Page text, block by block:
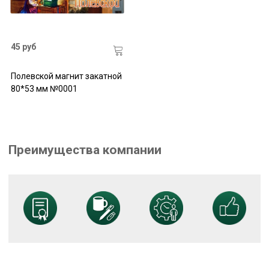
45 руб
Полевской магнит закатной
80*53 мм №0001
Преимущества компании